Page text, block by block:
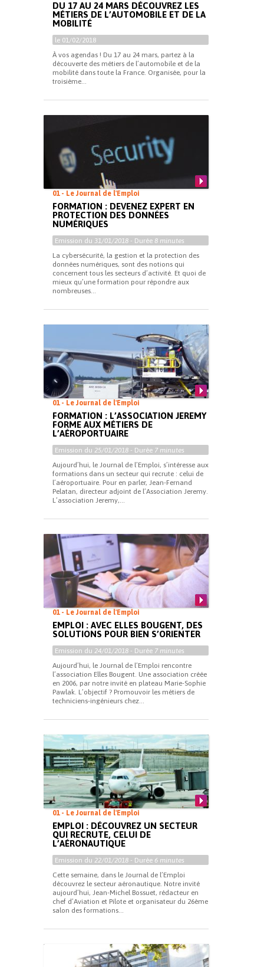
DU 17 AU 24 MARS DÉCOUVREZ LES
MÉTIERS DE L’AUTOMOBILE ET DE LA
MOBILITÉ
le 01/02/2018
À vos agendas ! Du 17 au 24 mars, partez à la
découverte des métiers de l’automobile et de la
mobilité dans toute la France. Organisée, pour la
troisième...
01 - Le Journal de l'Emploi
FORMATION : DEVENEZ EXPERT EN
PROTECTION DES DONNÉES
NUMÉRIQUES
Emission du 31/01/2018 - Durée 8 minutes
La cybersécurité, la gestion et la protection des
données numériques, sont des notions qui
concernent tous les secteurs d’activité. Et quoi de
mieux qu’une formation pour répondre aux
nombreuses...
01 - Le Journal de l'Emploi
FORMATION : L’ASSOCIATION JEREMY
FORME AUX MÉTIERS DE
L’AÉROPORTUAIRE
Emission du 25/01/2018 - Durée 7 minutes
Aujourd’hui, le Journal de l’Emploi, s’intéresse aux
formations dans un secteur qui recrute : celui de
l’aéroportuaire. Pour en parler, Jean-Fernand
Pelatan, directeur adjoint de l’Association Jeremy.
L’association Jeremy,...
01 - Le Journal de l'Emploi
EMPLOI : AVEC ELLES BOUGENT, DES
SOLUTIONS POUR BIEN S’ORIENTER
Emission du 24/01/2018 - Durée 7 minutes
Aujourd’hui, le Journal de l’Emploi rencontre
l’association Elles Bougent. Une association créée
en 2006, par notre invité en plateau Marie-Sophie
Pawlak. L’objectif ? Promouvoir les métiers de
techniciens-ingénieurs chez...
01 - Le Journal de l'Emploi
EMPLOI : DÉCOUVREZ UN SECTEUR
QUI RECRUTE, CELUI DE
L’AÉRONAUTIQUE
Emission du 22/01/2018 - Durée 6 minutes
Cette semaine, dans le Journal de l’Emploi
découvrez le secteur aéronautique. Notre invité
aujourd’hui, Jean-Michel Bossuet, rédacteur en
chef d’Aviation et Pilote et organisateur du 26ème
salon des formations...